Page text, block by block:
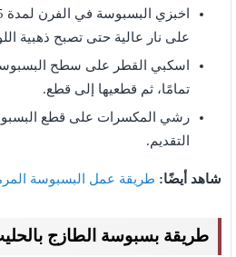
على نار عالية حتى تصبح ذهبية
اسكبي القطر على سطح
تمامًا، ثم قطعيها إلى قطع.
رشي المكسرات على قطع
التقديم.
شاهد أيضًا: طريقة عمل البسبوسة
طريقة بسبوسة الطازج